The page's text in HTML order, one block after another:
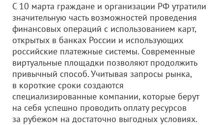
С 10 марта граждане и организации РФ утратили
значительную часть возможностей проведения
финансовых операций с использованием карт,
открытых в банках России и использующих
российские платежные системы. Современные
виртуальные площадки позволяют продолжить
привычный способ. Учитывая запросы рынка,
в короткие сроки создаются
специализированные компании, которые берут
на себя успешно проводить оплату ресурсов
за рубежом на достаточно выгодных условиях.